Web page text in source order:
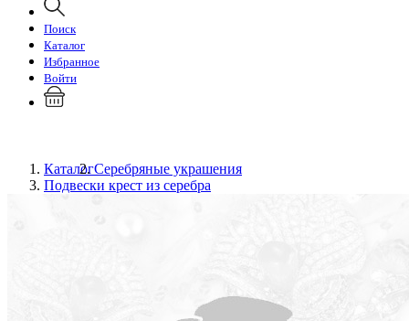
Поиск
Каталог
Избранное
Войти
КаталогСеребряные украшения
Подвески крест из серебра